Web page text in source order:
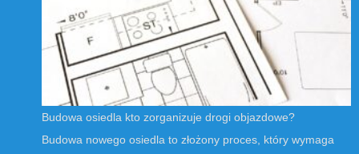
Budowa osiedla kto zorganizuje drogi objazdowe?
Budowa nowego osiedla to złożony proces, który wymaga